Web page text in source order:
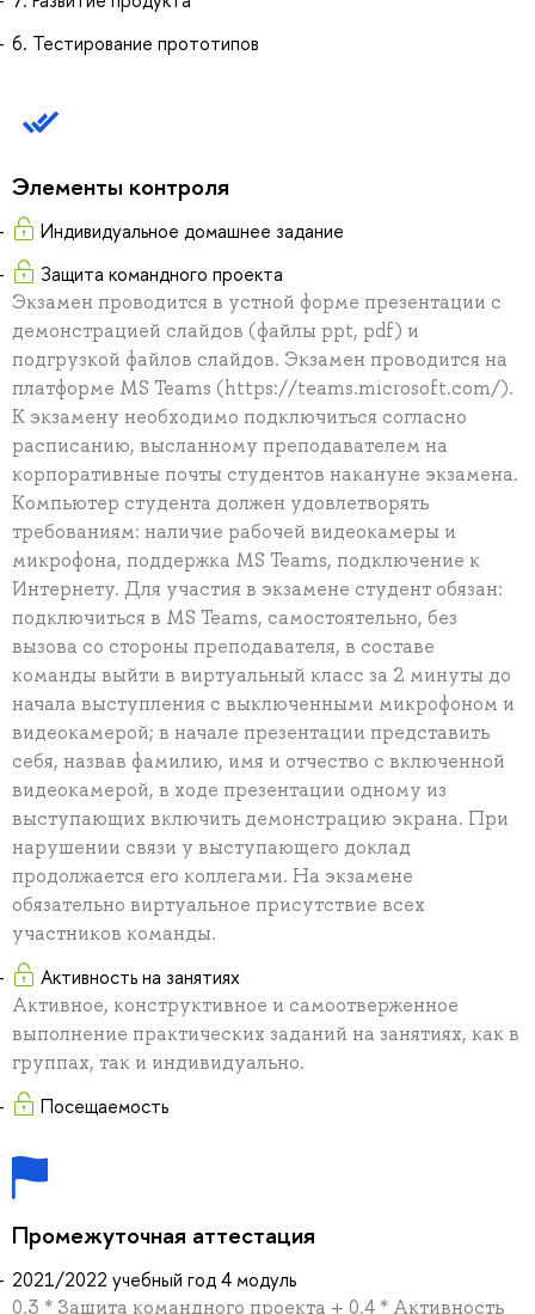
6. Тестирование прототипов
Элементы контроля
Индивидуальное домашнее задание
Защита командного проекта
Экзамен проводится в устной форме презентации с
демонстрацией слайдов (файлы ppt, pdf) и
подгрузкой файлов слайдов. Экзамен проводится на
платформе MS Teams (https://teams.microsoft.com/).
К экзамену необходимо подключиться согласно
расписанию, высланному преподавателем на
корпоративные почты студентов накануне экзамена.
Компьютер студента должен удовлетворять
требованиям: наличие рабочей видеокамеры и
микрофона, поддержка MS Teams, подключение к
Интернету. Для участия в экзамене студент обязан:
подключиться в MS Teams, самостоятельно, без
вызова со стороны преподавателя, в составе
команды выйти в виртуальный класс за 2 минуты до
начала выступления с выключенными микрофоном и
видеокамерой; в начале презентации представить
себя, назвав фамилию, имя и отчество с включенной
видеокамерой, в ходе презентации одному из
выступающих включить демонстрацию экрана. При
нарушении связи у выступающего доклад
продолжается его коллегами. На экзамене
обязательно виртуальное присутствие всех
участников команды.
Активность на занятиях
Активное, конструктивное и самоотверженное
выполнение практических заданий на занятиях, как в
группах, так и индивидуально.
Посещаемость
Промежуточная аттестация
2021/2022 учебный год 4 модуль
0.3 * Защита командного проекта + 0.4 * Активность